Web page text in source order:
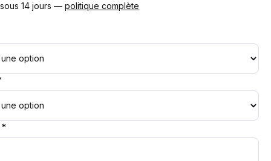
14 jours —politique complète